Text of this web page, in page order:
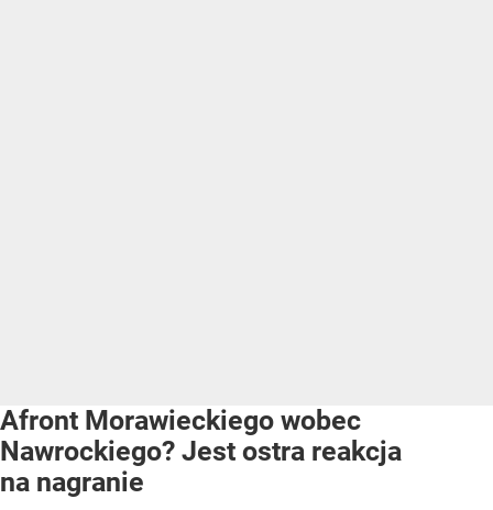
Afront Morawieckiego wobec
Nawrockiego? Jest ostra reakcja
na nagranie